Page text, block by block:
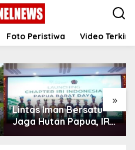
Foto Peristiwa Video Terkini
»
Lintas Iman Bersatu
Jaga Hutan Papua, IRI
Indonesia Resmikan